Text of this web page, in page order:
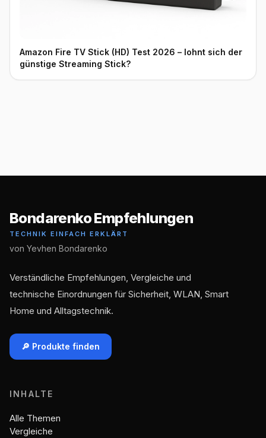
Amazon Fire TV Stick (HD) Test 2026 – lohnt sich der
günstige Streaming Stick?
Bondarenko Empfehlungen
TECHNIK EINFACH ERKLÄRT
von Yevhen Bondarenko
Verständliche Empfehlungen, Vergleiche und
technische Einordnungen für Sicherheit, WLAN, Smart
Home und Alltagstechnik.
🔎 Produkte finden
INHALTE
Alle Themen
Vergleiche